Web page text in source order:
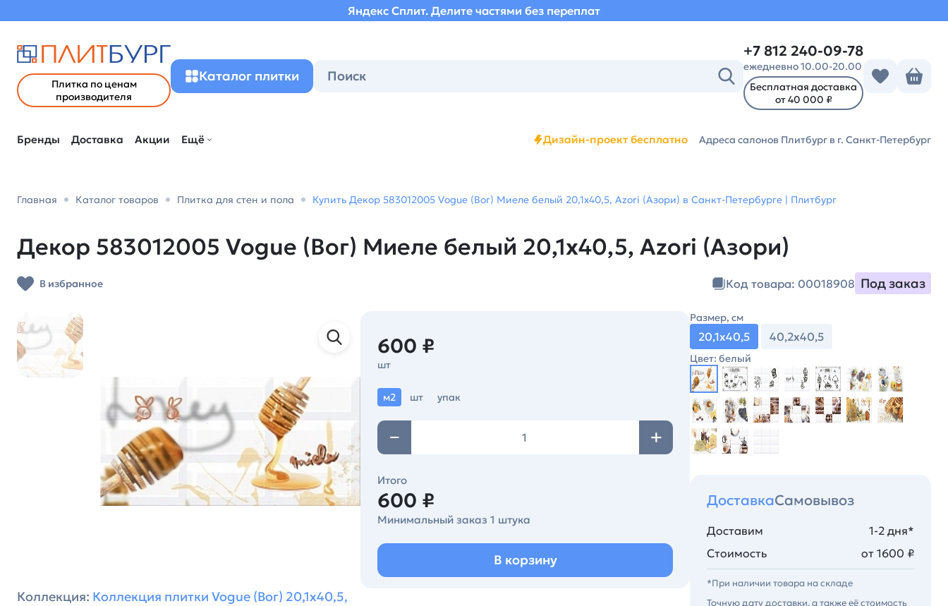
Яндекс Сплит. Делите частями без переплат
Плитка по ценам
производителя
Каталог плитки
+7 812 240-09-78
ежедневно 10.00-20.00
Бесплатная доставка
от 40 000 ₽
Бренды Доставка Акции Ещё Дизайн-проект бесплатно Адреса салонов Плитбург в г. Санкт-Петербург
Главная Каталог товаров Плитка для стен и пола Купить Декор 583012005 Vogue (Вог) Миеле белый 20,1х40,5, Azori (Азори) в Санкт-Петербурге | Плитбург
Декор 583012005 Vogue (Вог) Миеле белый 20,1х40,5, Azori (Азори)
В избранное Код товара: 00018908 Под заказ
Коллекция: Коллекция плитки Vogue (Вог) 20,1х40,5,
600 ₽
шт
м2 шт упак
Итого
600 ₽
Минимальный заказ 1 штука
В корзину
Размер, см
20,1х40,5 40,2х40,5
Цвет: белый
ДоставкаСамовывоз
Доставим
1-2 дня*
Стоимость
от 1600 ₽
*При наличии товара на складе
Точную дату доставки, а также её стоимость